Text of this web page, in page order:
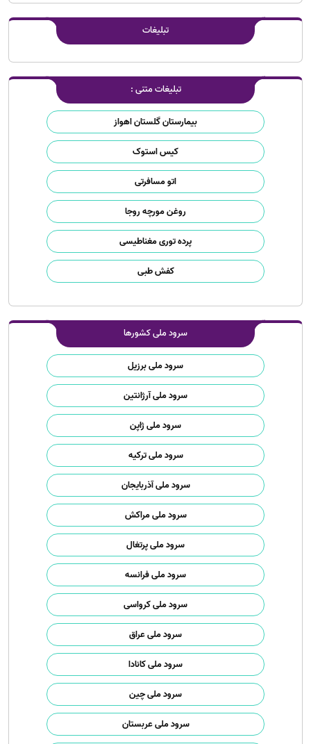
تبلیغات
تبلیغات متنی :
بیمارستان گلستان اهواز
کیس استوک
اتو مسافرتی
روغن مورچه روجا
پرده توری مغناطیسی
کفش طبی
سرود ملی کشورها
سرود ملی برزیل
سرود ملی آرژانتین
سرود ملی ژاپن
سرود ملی ترکیه
سرود ملی آذربایجان
سرود ملی مراکش
سرود ملی پرتغال
سرود ملی فرانسه
سرود ملی کرواسی
سرود ملی عراق
سرود ملی کانادا
سرود ملی چین
سرود ملی عربستان